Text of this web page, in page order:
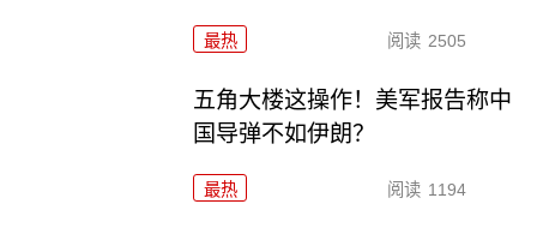
最热 阅读 2505
五角大楼这操作！美军报告称中
国导弹不如伊朗？
最热 阅读 1194